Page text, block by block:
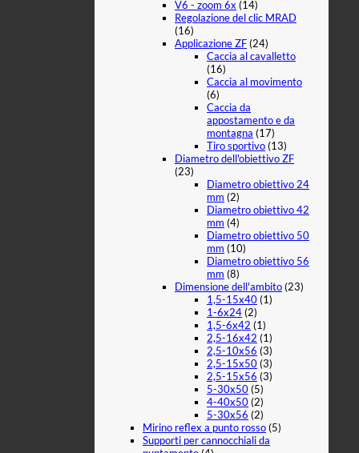
V6 - zoom 6x (14)
Regolazione del clic MRAD
(16)
Applicazione ZF(24)
Caccia al cavalletto
(16)
Caccia al movimento
(6)
Caccia da
appostamento e da
montagna (17)
Tiro sportivo(13)
Diametro dell'obiettivo ZF
(23)
Diametro obiettivo 24
mm (2)
Diametro obiettivo 42
mm (4)
Diametro obiettivo 50
mm (10)
Diametro obiettivo 56
mm (8)
Dimensione dell'ambito(23)
1,5-15x40(1)
1-6x24(2)
1,5-6x42 (1)
2,5-16x42 (1)
2,5-10x56 (3)
2,5-15x50(3)
2,5-15x56 (3)
5-30x50(5)
4-40x50(2)
5-30x56 (2)
Mirino reflex a punto rosso(5)
Supporti per cannocchiali da